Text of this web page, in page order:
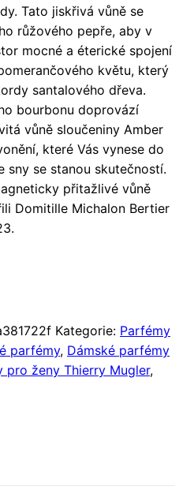
Tato jiskřivá vůně se
růžového pepře, aby v
mocné a éterické spojení
květu, který
santalového dřeva.
bourbonu doprovází
vůně sloučeniny Amber
které Vás vynese do
sny se stanou skutečností.
přitažlivé vůně
Domitille Michalon Bertier
Kategorie: Parfémy
parfémy, Dámské parfémy
pro ženy Thierry Mugler,